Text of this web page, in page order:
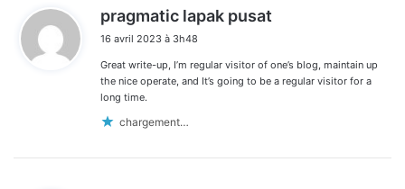
pragmatic lapak pusat
16 avril 2023 à 3h48
Great write-up, I’m regular visitor of one’s blog, maintain up
the nice operate, and It’s going to be a regular visitor for a
long time.
chargement…